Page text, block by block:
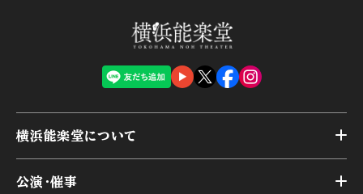
横浜能楽堂について
公演・催事